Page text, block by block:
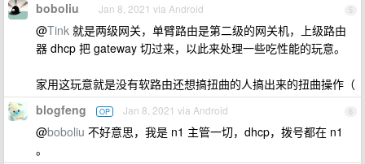
5
boboliu Jan 8, 2021 via Android
@Tink 就是两级网关，单臂路由是第二级的网关机，上级路由
器 dhcp 把 gateway 切过来，以此来处理一些吃性能的玩意。
家用这玩意就是没有软路由还想搞扭曲的人搞出来的扭曲操作（
6
blogfeng OP Jan 8, 2021 via Android
@boboliu 不好意思，我是 n1 主管一切，dhcp，拨号都在 n1
。